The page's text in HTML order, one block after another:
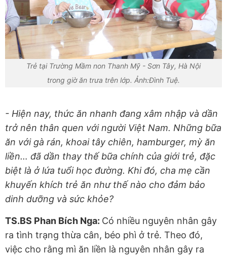
Trẻ tại Trường Mầm non Thanh Mỹ - Sơn Tây, Hà Nội
trong giờ ăn trưa trên lớp. Ảnh:Đình Tuệ.
- Hiện nay, thức ăn nhanh đang xâm nhập và dần
trở nên thân quen với người Việt Nam. Những bữa
ăn với gà rán, khoai tây chiên, hamburger, mỳ ăn
liền… đã dần thay thế bữa chính của giới trẻ, đặc
biệt là ở lứa tuổi học đường. Khi đó, cha mẹ cần
khuyến khích trẻ ăn như thế nào cho đảm bảo
dinh dưỡng và sức khỏe?
TS.BS Phan Bích Nga: Có nhiều nguyên nhân gây
ra tình trạng thừa cân, béo phì ở trẻ. Theo đó,
việc cho rằng mì ăn liền là nguyên nhân gây ra